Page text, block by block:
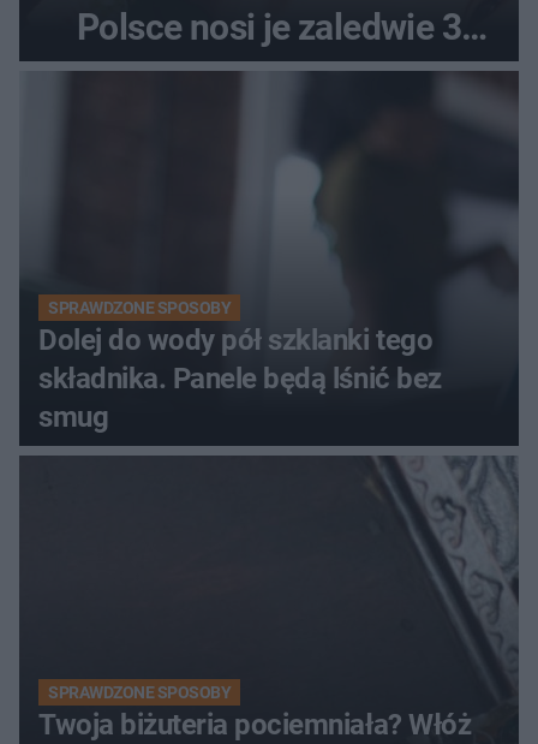
Polsce nosi je zaledwie 3
kobiety
SPRAWDZONE SPOSOBY
Dolej do wody pół szklanki tego
składnika. Panele będą lśnić bez
smug
SPRAWDZONE SPOSOBY
Twoja biżuteria pociemniała? Włóż